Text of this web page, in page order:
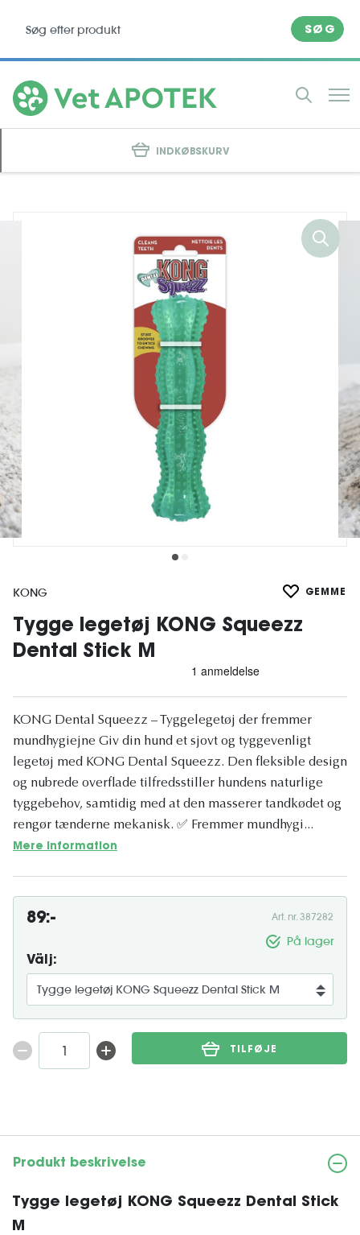
SØG
INDKØBSKURV
KONG GEMME
Tygge legetøj KONG Squeezz
Dental Stick M
KONG Dental Squeezz – Tyggelegetøj der fremmer
mundhygiejne Giv din hund et sjovt og tyggevenligt
legetøj med KONG Dental Squeezz. Den fleksible design
og nubrede overflade tilfredsstiller hundens naturlige
tyggebehov, samtidig med at den masserer tandkødet og
rengør tænderne mekanisk. ✅ Fremmer mundhygi...
Mere information
89:- Art. nr. 387282
På lager
Välj:
TILFØJE
Produkt beskrivelse
Tygge legetøj KONG Squeezz Dental Stick
M